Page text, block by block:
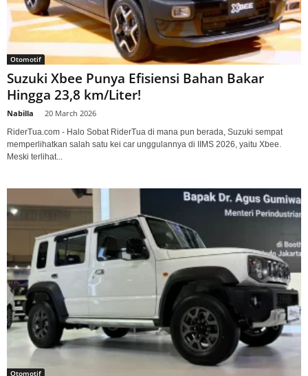
Otomotif
Suzuki Xbee Punya Efisiensi Bahan Bakar
Hingga 23,8 km/Liter!
Nabilla 20 March 2026
RiderTua.com - Halo Sobat RiderTua di mana pun berada, Suzuki sempat
memperlihatkan salah satu kei car unggulannya di IIMS 2026, yaitu Xbee.
Meski terlihat...
Otomotif